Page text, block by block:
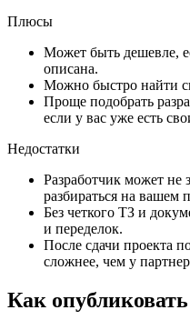
Плюсы
Может быть дешевле,
описана.
Можно быстро найти
Проще подобрать
если у вас уже есть
Недостатки
Разработчик может не
разбираться на вашем
Без четкого ТЗ и
и переделок.
После сдачи проекта
сложнее, чем у
Как